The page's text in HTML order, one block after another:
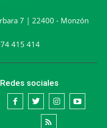
7 | 22400 - Monzón
415 414
Redes sociales